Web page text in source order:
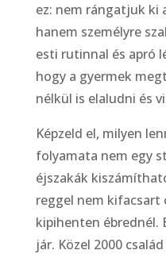
ez: nem rángatjuk ki
hanem személyre
esti rutinnal és apró
hogy a gyermek
nélkül is elaludni és
Képzeld el, milyen
folyamata nem egy
éjszakák
reggel nem
kipihenten ébrednél.
jár. Közel 2000